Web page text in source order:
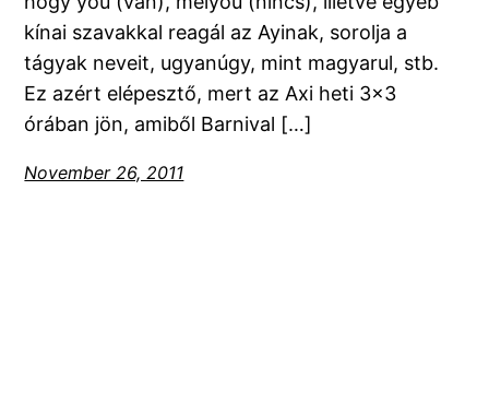
kínai szavakkal reagál az Ayinak, sorolja a
tágyak neveit, ugyanúgy, mint magyarul, stb.
Ez azért elépesztő, mert az Axi heti 3×3
órában jön, amiből Barnival […]
November 26, 2011